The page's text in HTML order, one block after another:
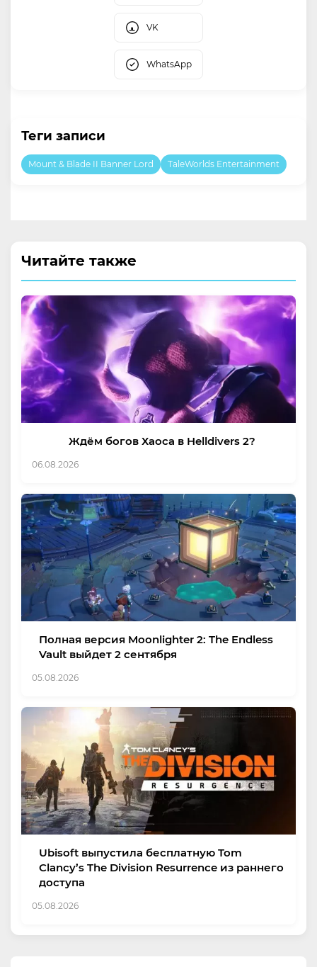
VK
WhatsApp
Теги записи
Mount & Blade II Banner Lord TaleWorlds Entertainment
Читайте также
Ждём богов Хаоса в Helldivers 2?
06.08.2026
Полная версия Moonlighter 2: The Endless
Vault выйдет 2 сентября
05.08.2026
Ubisoft выпустила бесплатную Tom
Clancy’s The Division Resurrence из раннего
доступа
05.08.2026